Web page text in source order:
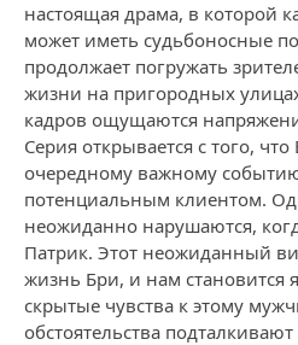
настоящая драма, в которой
может иметь судьбоносные
продолжает погружать
жизни на пригородных
кадров ощущаются
Серия открывается с того, что
очередному важному
потенциальным клиентом.
неожиданно нарушаются,
Патрик. Этот неожиданный
жизнь Бри, и нам становится
скрытые чувства к этому
обстоятельства